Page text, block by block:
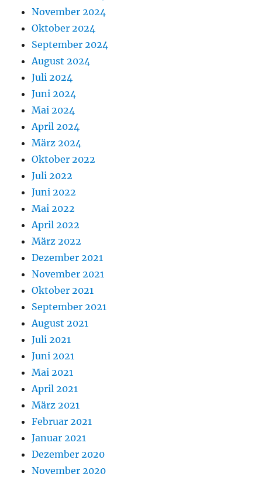
November 2024
Oktober 2024
September 2024
August 2024
Juli 2024
Juni 2024
Mai 2024
April 2024
März 2024
Oktober 2022
Juli 2022
Juni 2022
Mai 2022
April 2022
März 2022
Dezember 2021
November 2021
Oktober 2021
September 2021
August 2021
Juli 2021
Juni 2021
Mai 2021
April 2021
März 2021
Februar 2021
Januar 2021
Dezember 2020
November 2020